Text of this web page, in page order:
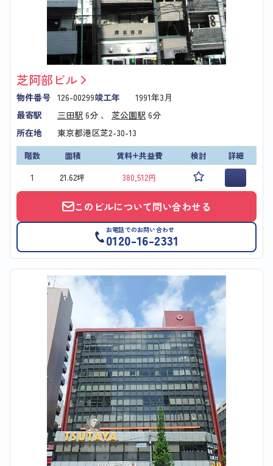
芝阿部ビル
物件番号 126-00299竣工年
1991年3月
最寄駅
三田駅 6分 、 芝公園駅 6分
所在地
東京都港区芝2-30-13
階数 面積 賃料+共益費 検討
詳細
1
21.62坪 380,512円
このビルについて問い合わせる
お電話でのお問い合わせ
0120-16-2331